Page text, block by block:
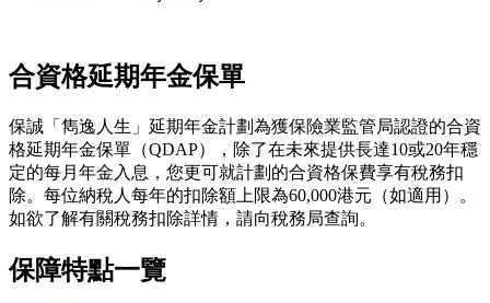
合資格延期年金保單
保誠「雋逸人生」延期年金計劃為獲保險業監管局認證的合資
格延期年金保單（QDAP），除了在未來提供長達10或20年穩
定的每月年金入息，您更可就計劃的合資格保費享有稅務扣
除。每位納稅人每年的扣除額上限為60,000港元（如適用）。
如欲了解有關稅務扣除詳情，請向稅務局查詢。
保障特點一覽